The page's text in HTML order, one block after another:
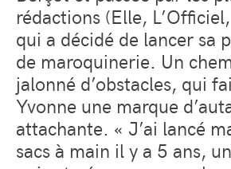
rédactions (Elle,
qui a décidé de lancer sa
de maroquinerie. Un
jalonné d’obstacles, qui
Yvonne une marque
attachante. « J’ai lancé
sacs à main il y a 5 ans,